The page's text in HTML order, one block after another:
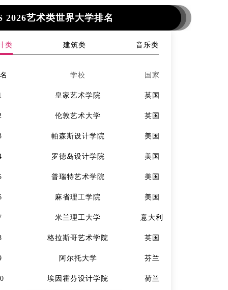
2026艺术类世界大学排名
类 建筑类 音乐类
学校 国家
皇家艺术学院 英国
伦敦艺术大学 英国
帕森斯设计学院 美国
罗德岛设计学院 美国
普瑞特艺术学院 美国
麻省理工学院 美国
米兰理工大学 意大利
格拉斯哥艺术学院 英国
阿尔托大学 芬兰
埃因霍芬设计学院 荷兰